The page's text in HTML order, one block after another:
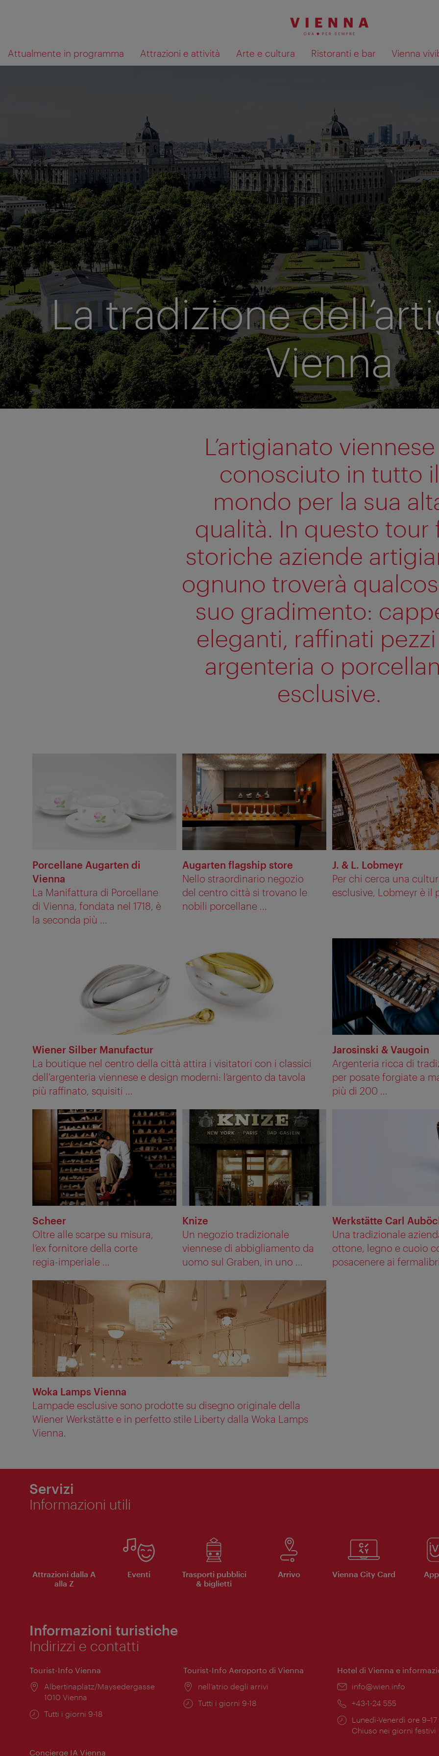
navigazione
contenuto
Attualmente in programma Attrazioni e attività Arte e cultura Ristoranti e bar Vienna
Cosa
cerchi?
La tradizione
Vienna
L’artigianato
conosciuto in tutto il
mondo per la sua
qualità. In questo tour
storiche aziende
ognuno troverà
suo gradimento:
eleganti, raffinati
argenteria o
esclusive.
Porcellane Augarten di
Vienna
La Manifattura di Porcellane
di Vienna, fondata nel 1718, è
la seconda più ...
Augarten flagship store
Nello straordinario negozio
del centro città si trovano le
nobili porcellane ...
J. & L. Lobmeyr
Per chi cerca una
esclusive, Lobmeyr è
Wiener Silber Manufactur
La boutique nel centro della città attira i visitatori con i classici
dell'argenteria viennese e design moderni: l’argento da tavola
più raffinato, squisiti ...
Jarosinski & Vaugoin
Argenteria ricca di
per posate forgiate a
più di 200 ...
Scheer
Oltre alle scarpe su misura,
l’ex fornitore della corte
regia-imperiale ...
Knize
Un negozio tradizionale
viennese di abbigliamento da
uomo sul Graben, in uno ...
Werkstätte Carl
Una tradizionale
ottone, legno e cuoio
posacenere ai
Woka Lamps Vienna
Lampade esclusive sono prodotte su disegno originale della
Wiener Werkstätte e in perfetto stile Liberty dalla Woka Lamps
Vienna.
Servizi
Informazioni utili
Attrazioni dalla A
alla Z
Eventi
Trasporti pubblici
& biglietti
Arrivo Vienna City Card
Informazioni turistiche
Indirizzi e contatti
Tourist-Info Vienna
Posizione:
Albertinaplatz/Maysedergasse
1010 Vienna
Orari
Tutti i giorni 9-18
Tourist-Info Aeroporto di Vienna
Posizione:
nell’atrio degli arrivi
Orari
Tutti i giorni 9-18
Hotel di Vienna e
Email:
info@wien.info
Telefono:
+43-1-24 555
Orari
di
Lunedì-Venerdì ore 9–17
Chiuso nei giorni festivi
Concierge IA Vienna